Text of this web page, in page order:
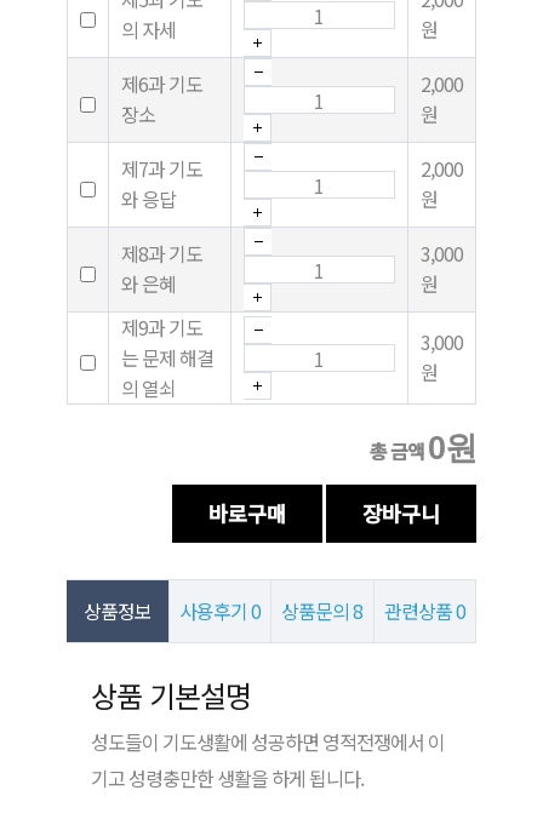
의 자세
원
제6과 기도
장소
2,000
원
제7과 기도
와 응답
2,000
원
제8과 기도
와 은혜
3,000
원
제9과 기도
는 문제 해결
의 열쇠
3,000
원
총 금액0원
상품정보 사용후기0 상품문의8 관련상품0
상품 정보
상품 기본설명
성도들이 기도생활에 성공하면 영적전쟁에서 이
기고 성령충만한 생활을 하게 됩니다.